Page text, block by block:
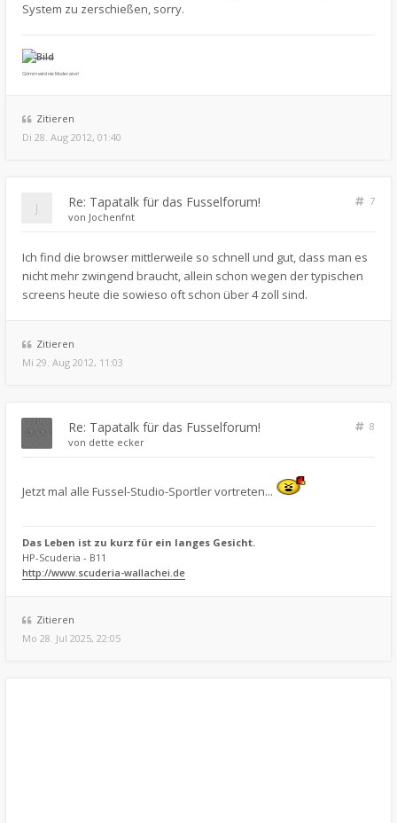
System zu zerschießen, sorry.
Grimm wird nie Moderator!
Zitieren
Di 28. Aug 2012, 01:40
Re: Tapatalk für das Fusselforum!
7
von Jochenfnt
Ich find die browser mittlerweile so schnell und gut, dass man es
nicht mehr zwingend braucht, allein schon wegen der typischen
screens heute die sowieso oft schon über 4 zoll sind.
Zitieren
Mi 29. Aug 2012, 11:03
Re: Tapatalk für das Fusselforum!
8
von dette ecker
Jetzt mal alle Fussel-Studio-Sportler vortreten...
Das Leben ist zu kurz für ein langes Gesicht.
HP-Scuderia - B11
http://www.scuderia-wallachei.de
Zitieren
Mo 28. Jul 2025, 22:05